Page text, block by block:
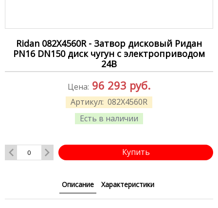
Ridan 082X4560R - Затвор дисковый Ридан
PN16 DN150 диск чугун с электроприводом
24В
Артикул: 082X4560R
Есть в наличии
Цена: 96 293 руб.
Купить
Описание Характеристики